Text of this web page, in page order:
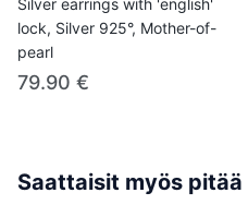
Silver earrings with 'english'
lock, Silver 925°, Mother-of-
pearl
79.90 €
Saattaisit myös pitää